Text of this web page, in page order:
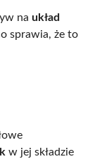
na układ
sprawia, że to
w jej składzie